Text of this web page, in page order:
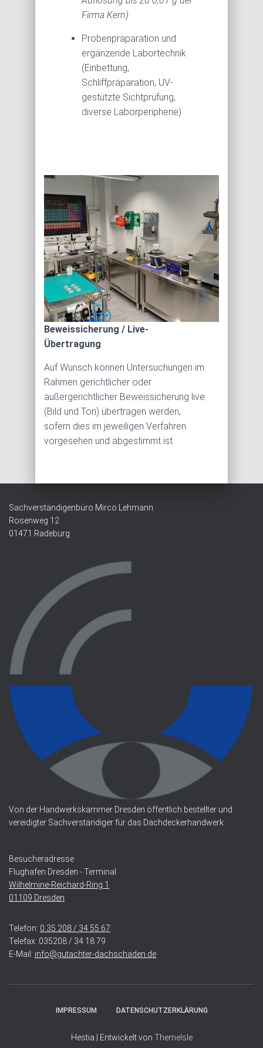
Firma Kern)
Probenpräparation und
ergänzende Labortechnik
(Einbettung,
Schliffpräparation, UV-
gestützte Sichtprüfung,
diverse Laborperipherie)
Beweissicherung / Live-
Übertragung
Auf Wunsch können Untersuchungen im
Rahmen gerichtlicher oder
außergerichtlicher Beweissicherung live
(Bild und Ton) übertragen werden,
sofern dies im jeweiligen Verfahren
vorgesehen und abgestimmt ist.
Sachverständigenbüro Mirco Lehmann
Rosenweg 12
01471 Radeburg
Von der Handwerkskammer Dresden öffentlich bestellter und
vereidigter Sachverständiger für das Dachdeckerhandwerk
Besucheradresse
Flughafen Dresden - Terminal
Wilhelmine-Reichard-Ring 1
01109 Dresden
Telefon: 0 35 208 / 34 55 67
Telefax: 035208 / 34 18 79
E-Mail: info@gutachter-dachschaden.de
IMPRESSUM DATENSCHUTZERKLÄRUNG
Hestia | Entwickelt von ThemeIsle